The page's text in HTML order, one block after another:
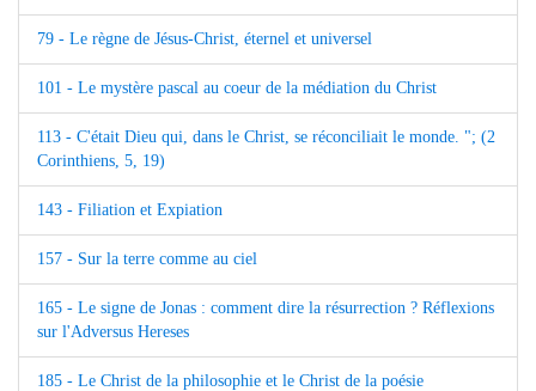
79 - Le règne de Jésus-Christ, éternel et universel
101 - Le mystère pascal au coeur de la médiation du Christ
113 - C'était Dieu qui, dans le Christ, se réconciliait le monde. "; (2
Corinthiens, 5, 19)
143 - Filiation et Expiation
157 - Sur la terre comme au ciel
165 - Le signe de Jonas : comment dire la résurrection ? Réflexions
sur l'Adversus Hereses
185 - Le Christ de la philosophie et le Christ de la poésie